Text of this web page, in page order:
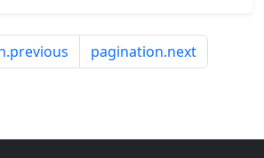
pagination.next